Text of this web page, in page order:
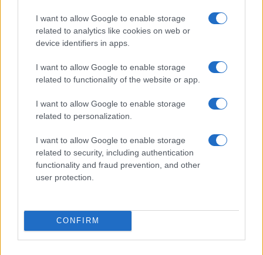
I want to allow Google to enable storage
related to analytics like cookies on web or
device identifiers in apps.
I want to allow Google to enable storage
related to functionality of the website or app.
I want to allow Google to enable storage
related to personalization.
I want to allow Google to enable storage
related to security, including authentication
functionality and fraud prevention, and other
user protection.
CONFIRM
La sfida di ResQ per riprendere le operazioni di
soccorso dopo il ciclone Harry
Cristian Castiglioni · 6 Ago 2026
L’estate che ci insegna a fiorire
Don Antonio Mazzi: la vita e l’eredità del prete di strada
Don Antonio Mazzi: la vita e l’eredità del fondatore di
4 Bologna, morte di Abderrahim Fakir: autopsia e
tensioni politiche
5 Celebrità Provocatorie sui Social: Le Più Audaci e